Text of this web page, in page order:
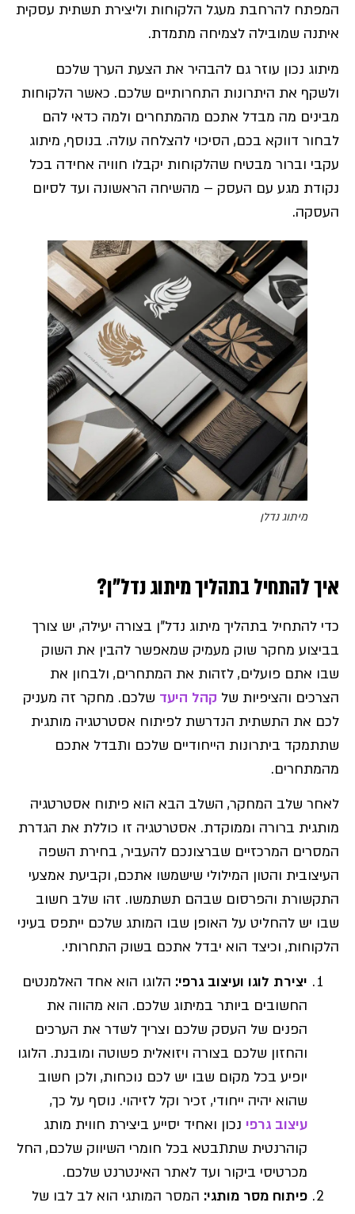
המפתח להרחבת מעגל הלקוחות וליצירת תשתית עסקית
איתנה שמובילה לצמיחה מתמדת.
מיתוג נכון עוזר גם להבהיר את הצעת הערך שלכם
ולשקף את היתרונות התחרותיים שלכם. כאשר הלקוחות
מבינים מה מבדל אתכם מהמתחרים ולמה כדאי להם
לבחור דווקא בכם, הסיכוי להצלחה עולה. בנוסף, מיתוג
עקבי וברור מבטיח שהלקוחות יקבלו חוויה אחידה בכל
נקודת מגע עם העסק – מהשיחה הראשונה ועד לסיום
העסקה.
מיתוג נדלן
איך להתחיל בתהליך מיתוג נדל"ן?
כדי להתחיל בתהליך מיתוג נדל"ן בצורה יעילה, יש צורך
בביצוע מחקר שוק מעמיק שמאפשר להבין את השוק
שבו אתם פועלים, לזהות את המתחרים, ולבחון את
הצרכים והציפיות של קהל היעד שלכם. מחקר זה מעניק
לכם את התשתית הנדרשת לפיתוח אסטרטגיה מותגית
שתתמקד ביתרונות הייחודיים שלכם ותבדל אתכם
מהמתחרים.
לאחר שלב המחקר, השלב הבא הוא פיתוח אסטרטגיה
מותגית ברורה וממוקדת. אסטרטגיה זו כוללת את הגדרת
המסרים המרכזיים שברצונכם להעביר, בחירת השפה
העיצובית והטון המילולי שישמשו אתכם, וקביעת אמצעי
התקשורת והפרסום שבהם תשתמשו. זהו שלב חשוב
שבו יש להחליט על האופן שבו המותג שלכם ייתפס בעיני
הלקוחות, וכיצד הוא יבדל אתכם בשוק התחרותי.
יצירת לוגו ועיצוב גרפי: הלוגו הוא אחד האלמנטים
החשובים ביותר במיתוג שלכם. הוא מהווה את
הפנים של העסק שלכם וצריך לשדר את הערכים
והחזון שלכם בצורה ויזואלית פשוטה ומובנת. הלוגו
יופיע בכל מקום שבו יש לכם נוכחות, ולכן חשוב
שהוא יהיה ייחודי, זכיר וקל לזיהוי. נוסף על כך,
עיצוב גרפי נכון ואחיד יסייע ביצירת חווית מותג
קוהרנטית שתתבטא בכל חומרי השיווק שלכם, החל
מכרטיסי ביקור ועד לאתר האינטרנט שלכם.
פיתוח מסר מותגי: המסר המותגי הוא לב לבו של